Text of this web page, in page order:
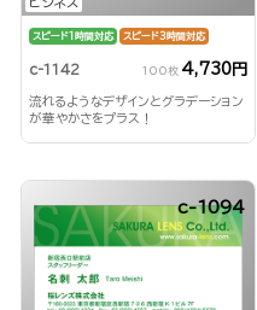
スピード1時間対応 スピード3時間対応
c-1142 100枚 4,730円
流れるようなデザインとグラデーション
が華やかさをプラス！
c-1094